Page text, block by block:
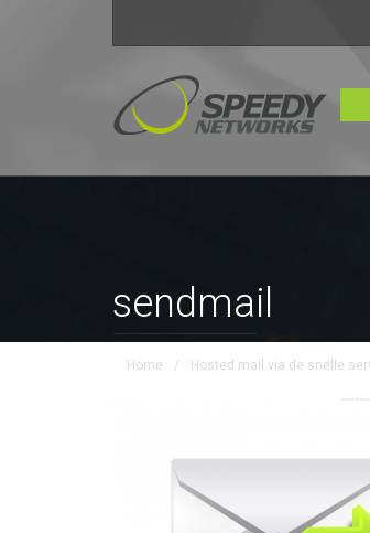
sendmail
Home / Hosted mail via de snelle